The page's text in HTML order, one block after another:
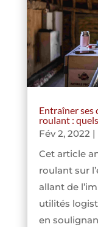
Entraîner ses
roulant :
Fév 2, 2022 |
Cet article
roulant sur
allant de
utilités
en